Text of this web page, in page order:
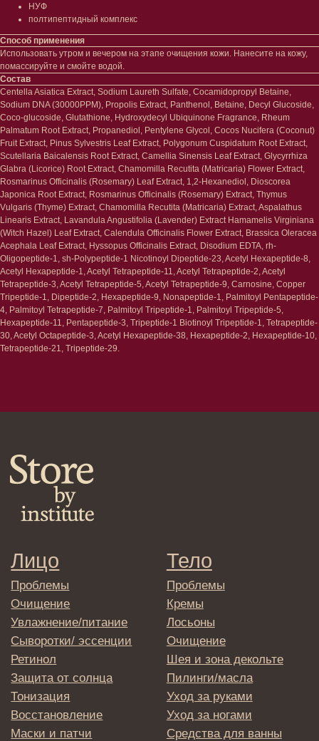
НУФ
полтипептидный комплекс
Способ применения
Использовать утром и вечером на этапе очищения кожи. Нанесите на кожу,
помассируйте и смойте водой.
Состав
Centella Asiatica Extract, Sodium Laureth Sulfate, Cocamidopropyl Betaine,
Sodium DNA (30000PPM), Propolis Extract, Panthenol, Betaine, Decyl Glucoside,
Coco-glucoside, Glutathione, Hydroxydecyl Ubiquinone Fragrance, Rheum
Palmatum Root Extract, Propanediol, Pentylene Glycol, Cocos Nucifera (Coconut)
Fruit Extract, Pinus Sylvestris Leaf Extract, Polygonum Cuspidatum Root Extract,
Scutellaria Baicalensis Root Extract, Camellia Sinensis Leaf Extract, Glycyrrhiza
Glabra (Licorice) Root Extract, Chamomilla Recutita (Matricaria) Flower Extract,
Rosmarinus Officinalis (Rosemary) Leaf Extract, 1,2-Hexanediol, Dioscorea
Japonica Root Extract, Rosmarinus Officinalis (Rosemary) Extract, Thymus
Vulgaris (Thyme) Extract, Chamomilla Recutita (Matricaria) Extract, Aspalathus
Linearis Extract, Lavandula Angustifolia (Lavender) Extract Hamamelis Virginiana
(Witch Hazel) Leaf Extract, Calendula Officinalis Flower Extract, Brassica Oleracea
Acephala Leaf Extract, Hyssopus Officinalis Extract, Disodium EDTA, rh-
Oligopeptide-1, sh-Polypeptide-1 Nicotinoyl Dipeptide-23, Acetyl Hexapeptide-8,
Acetyl Hexapeptide-1, Acetyl Tetrapeptide-11, Acetyl Tetrapeptide-2, Acetyl
Tetrapeptide-3, Acetyl Tetrapeptide-5, Acetyl Tetrapeptide-9, Carnosine, Copper
Tripeptide-1, Dipeptide-2, Hexapeptide-9, Nonapeptide-1, Palmitoyl Pentapeptide-
4, Palmitoyl Tetrapeptide-7, Palmitoyl Tripeptide-1, Palmitoyl Tripeptide-5,
Hexapeptide-11, Pentapeptide-3, Tripeptide-1 Biotinoyl Tripeptide-1, Tetrapeptide-
30, Acetyl Octapeptide-3, Acetyl Hexapeptide-38, Hexapeptide-2, Hexapeptide-10,
Tetrapeptide-21, Tripeptide-29.
Тело
Проблемы
Кремы
Лосьоны
Очищение
Шея и зона декольте
Пилинги/масла
Уход за руками
Уход за ногами
Средства для ванны
Гаджеты
Сертификаты
Наборы
Политика
конфиденциальности
Договор оферта
Реквизиты и контакты
Подписаться
E-mail
вы соглашаетесь с политикой в отношении
Лицо
Проблемы
Очищение
Увлажнение/питание
Сыворотки/ эссенции
Ретинол
Защита от солнца
Тонизация
Восстановление
Маски и патчи
Уход за губами
Декоротивная косметика
Волосы
Проблемы
Шампуни
Кондиционеры/бальзамы
Маски/скрабы
Сыворотки/лосьоны
Спреи
Средства для укладки